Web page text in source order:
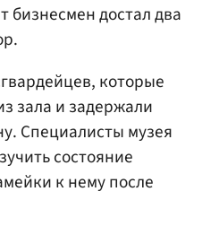
бизнесмен достал два
которые
зала и задержали
Специалисты музея
состояние
к нему после